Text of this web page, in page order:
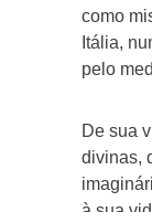
como
Itália,
pelo
De sua
divinas,